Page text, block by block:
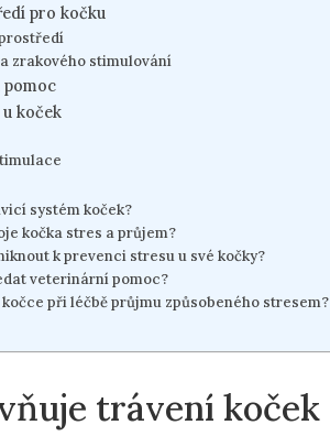
pro kočku
zrakového stimulování
pomoc
koček
systém koček?
kočka stres a průjem?
k prevenci stresu u své kočky?
veterinární pomoc?
při léčbě průjmu způsobeného stresem?
trávení koček